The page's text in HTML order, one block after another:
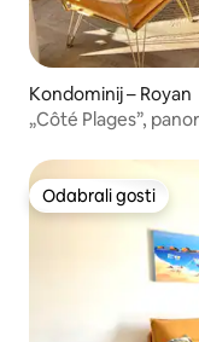
Kondominij – Royan
„Côté Plages”,
Odabrali gosti
Odabrali gosti